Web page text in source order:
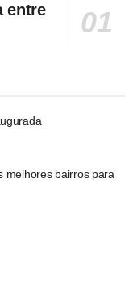
entre
melhores bairros para